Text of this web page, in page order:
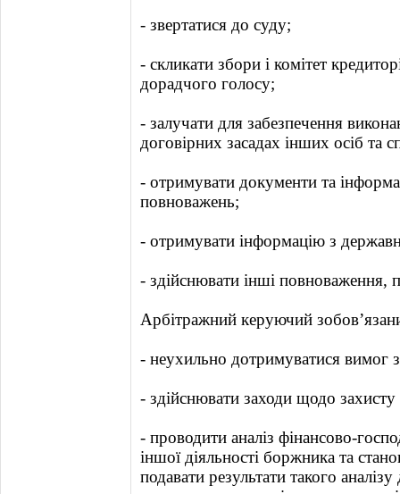
- звертатися до суду;
- скликати збори і комітет
дорадчого голосу;
- залучати для забезпечення
договірних засадах інших осіб та
- отримувати документи та
повноважень;
- отримувати інформацію з
- здійснювати інші повноваження,
Арбітражний керуючий
- неухильно дотримуватися вимог
- здійснювати заходи щодо
- проводити аналіз фінансово-
іншої діяльності боржника та
подавати результати такого